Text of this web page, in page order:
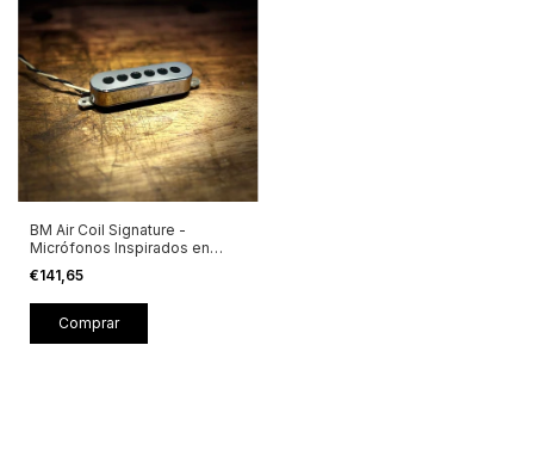
BM Air Coil Signature -
Micrófonos Inspirados en
Brian May
€141,65
Comprar